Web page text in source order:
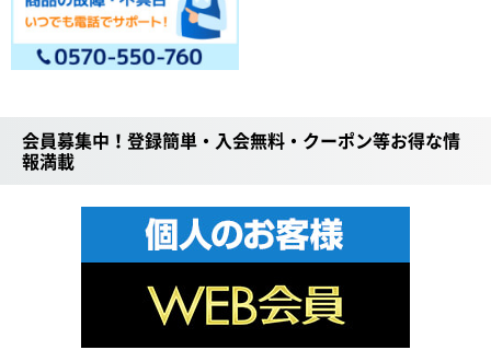
会員募集中！登録簡単・入会無料・クーポン等お得な情
報満載